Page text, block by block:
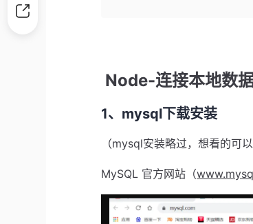
Node-连接本地数
1、mysql下载安装
（mysql安装略过，想看的可
MySQL 官方网站（